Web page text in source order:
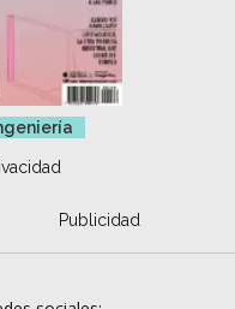
Publicidad